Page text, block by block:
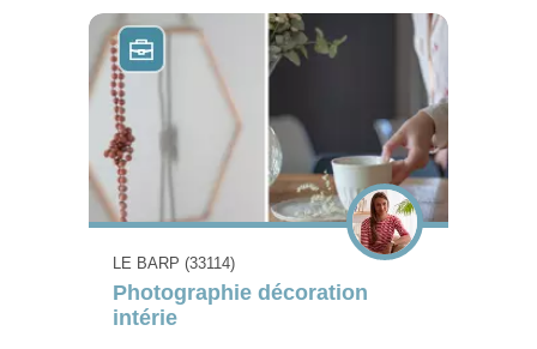
LE BARP (33114)
Photographie décoration
intérie